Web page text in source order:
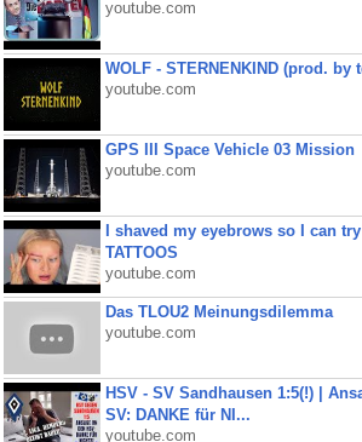
youtube.com
WOLF - STERNENKIND (prod. by
youtube.com
GPS III Space Vehicle 03 Mission
youtube.com
I shaved my eyebrows so I can
TATTOOS
youtube.com
Das TLOU2 Meinungsdilemma
youtube.com
HSV - SV Sandhausen 1:5(!) |
SV: DANKE für NI...
youtube.com